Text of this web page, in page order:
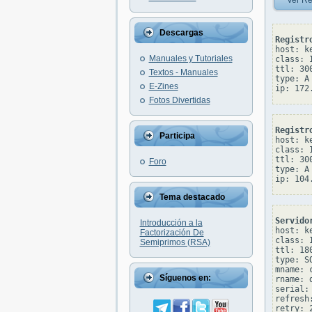
Descargas
Manuales y Tutoriales
Textos - Manuales
E-Zines
Fotos Divertidas
Participa
Foro
Tema destacado
Introducción a la
Factorización De
Semiprimos (RSA)
Síguenos en:
host:
class:
ttl:
type: A
host:
class:
ttl:
type: A
host:
class:
ttl:
type:
rname:
serial:
retry: